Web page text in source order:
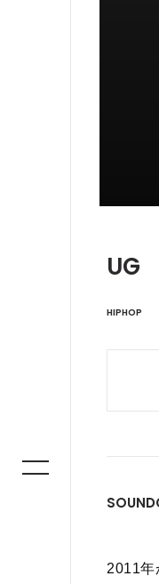
UG
HIPHOP
2011年